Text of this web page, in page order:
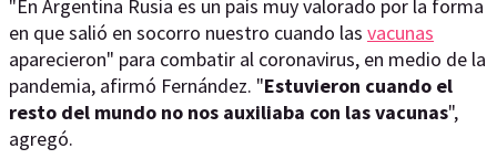
"En Argentina Rusia es un país muy valorado por la forma
en que salió en socorro nuestro cuando las vacunas
aparecieron" para combatir al coronavirus, en medio de la
pandemia, afirmó Fernández. "Estuvieron cuando el
resto del mundo no nos auxiliaba con las vacunas",
agregó.